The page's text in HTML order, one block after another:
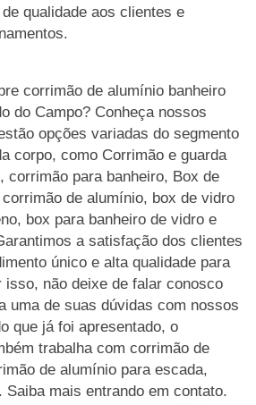
qualidade aos clientes e
corrimão de alumínio banheiro
do Campo? Conheça nossos
opções variadas do segmento
corpo, como Corrimão e guarda
corrimão para banheiro, Box de
de alumínio, box de vidro
box para banheiro de vidro e
a satisfação dos clientes
único e alta qualidade para
não deixe de falar conosco
uma de suas dúvidas com nossos
que já foi apresentado, o
trabalha com corrimão de
de alumínio para escada,
Saiba mais entrando em contato.